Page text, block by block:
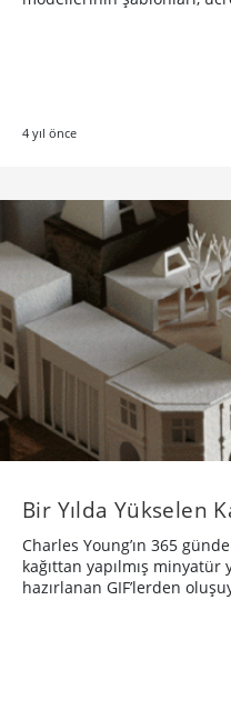
4 yıl önce
Bir Yılda Yükselen
Charles Young’ın 365
kağıttan yapılmış
hazırlanan GIF’lerden